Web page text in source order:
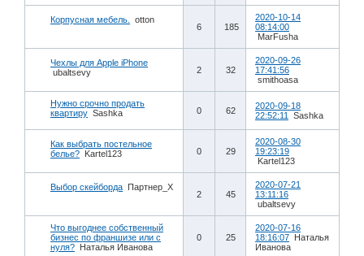
Корпусная мебель. otton
6 185
2020-10-14
08:14:00
MarFusha
Чехлы для Apple iPhone
ubaltsevy
2 32
2020-09-26
17:41:56
smithoasa
Нужно срочно продать
квартиру Sashka 0 62
2020-09-18
22:52:11
Sashka
Как выбрать постельное
белье? Kartel123 0 29
2020-08-30
19:23:19
Kartel123
Выбор скейборда Партнер_Х
2 45
2020-07-21
13:11:16
ubaltsevy
Что выгоднее собственный
бизнес по франшизе или с
нуля? Наталья Иванова
0 25
2020-07-16
18:16:07 Наталья
Иванова